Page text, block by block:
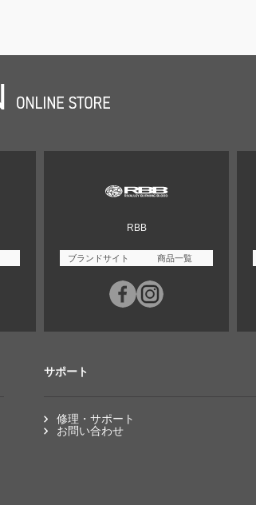
RBB
ブランドサイト 商品一覧
サポート
修理・サポート
お問い合わせ